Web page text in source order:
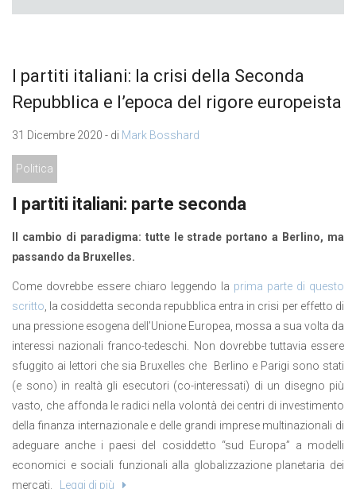
I partiti italiani: la crisi della Seconda
Repubblica e l’epoca del rigore europeista
31 Dicembre 2020 - di Mark Bosshard
Politica
I partiti italiani: parte seconda
Il cambio di paradigma: tutte le strade portano a Berlino, ma
passando da Bruxelles.
Come dovrebbe essere chiaro leggendo la prima parte di questo
scritto, la cosiddetta seconda repubblica entra in crisi per effetto di
una pressione esogena dell’Unione Europea, mossa a sua volta da
interessi nazionali franco-tedeschi. Non dovrebbe tuttavia essere
sfuggito ai lettori che sia Bruxelles che Berlino e Parigi sono stati
(e sono) in realtà gli esecutori (co-interessati) di un disegno più
vasto, che affonda le radici nella volontà dei centri di investimento
della finanza internazionale e delle grandi imprese multinazionali di
adeguare anche i paesi del cosiddetto “sud Europa” a modelli
economici e sociali funzionali alla globalizzazione planetaria dei
mercati.
Leggi di più